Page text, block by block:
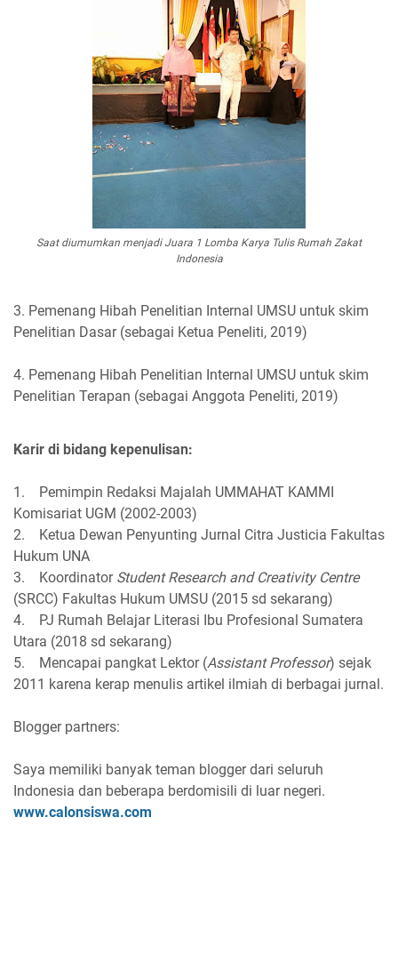
Saat diumumkan menjadi Juara 1 Lomba Karya Tulis Rumah Zakat
Indonesia
3. Pemenang Hibah Penelitian Internal UMSU untuk skim
Penelitian Dasar (sebagai Ketua Peneliti, 2019)
4. Pemenang Hibah Penelitian Internal UMSU untuk skim
Penelitian Terapan (sebagai Anggota Peneliti, 2019)
Karir di bidang kepenulisan:
1. Pemimpin Redaksi Majalah UMMAHAT KAMMI
Komisariat UGM (2002-2003)
2. Ketua Dewan Penyunting Jurnal Citra Justicia Fakultas
Hukum UNA
3. KoordinatorStudent Research and Creativity Centre
(SRCC) Fakultas Hukum UMSU (2015 sd sekarang)
4. PJ Rumah Belajar Literasi Ibu Profesional Sumatera
Utara (2018 sd sekarang)
5. Mencapai pangkat Lektor (Assistant Professor) sejak
2011 karena kerap menulis artikel ilmiah di berbagai jurnal.
Blogger partners:
Saya memiliki banyak teman blogger dari seluruh
Indonesia dan beberapa berdomisili di luar negeri.
www.calonsiswa.com